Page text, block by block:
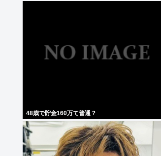
48歳で貯金160万て普通？